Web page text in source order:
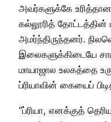
அவர்களுக்கே
கல்லூரித்
அமர்ந்திருந்தனர்.
இலைகளுக்கிடையே
மாயாஜால உலகத்தை
ப்ரியாவின் கையைப்
“ப்ரியா, எனக்குத்